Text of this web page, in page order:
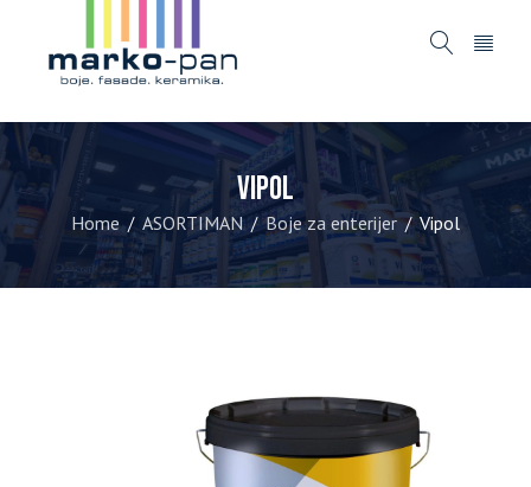
Vipol
Home / ASORTIMAN / Boje za enterijer / Vipol